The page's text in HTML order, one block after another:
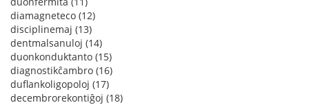
diamagneteco (12)
disciplinemaj (13)
dentmalsanuloj (14)
duonkonduktanto (15)
diagnostikĉambro (16)
duflankoligopoloj (17)
decembrorekontiĝoj (18)